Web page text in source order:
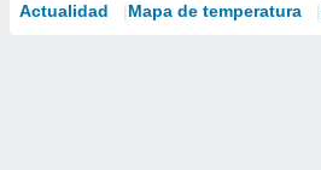
Actualidad Mapa de temperatura